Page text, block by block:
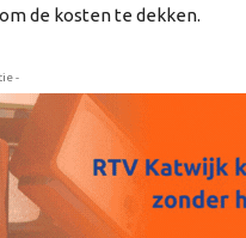
de kosten te dekken.
-